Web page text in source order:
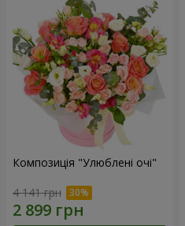
Композиція "Улюблені очі"
4 141 грн